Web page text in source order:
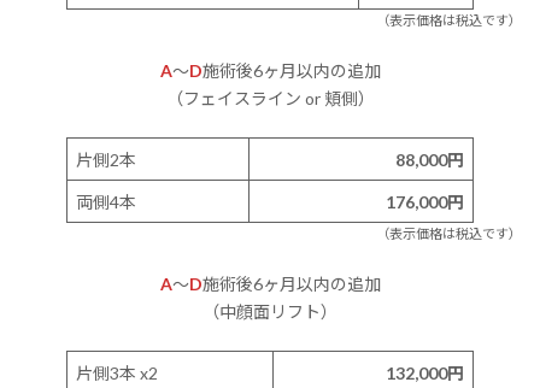
（表示価格は税込です）
A〜D施術後6ヶ月以内の追加
（フェイスライン or 頬側）
片側2本 88,000円
両側4本 176,000円
（表示価格は税込です）
A〜D施術後6ヶ月以内の追加
（中顔面リフト）
片側3本 x2 132,000円